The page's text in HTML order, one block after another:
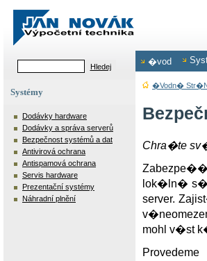
�vod
Systémy
Dodávky hardware
Dodávky a správa serverů
Bezpečnost systémů a dat
Antivirová ochrana
Antispamová ochrana
Servis hardware
Prezentační systémy
Náhradní plnění
�vodn�
Chra�te
lok�ln�
server.
mohl v�st